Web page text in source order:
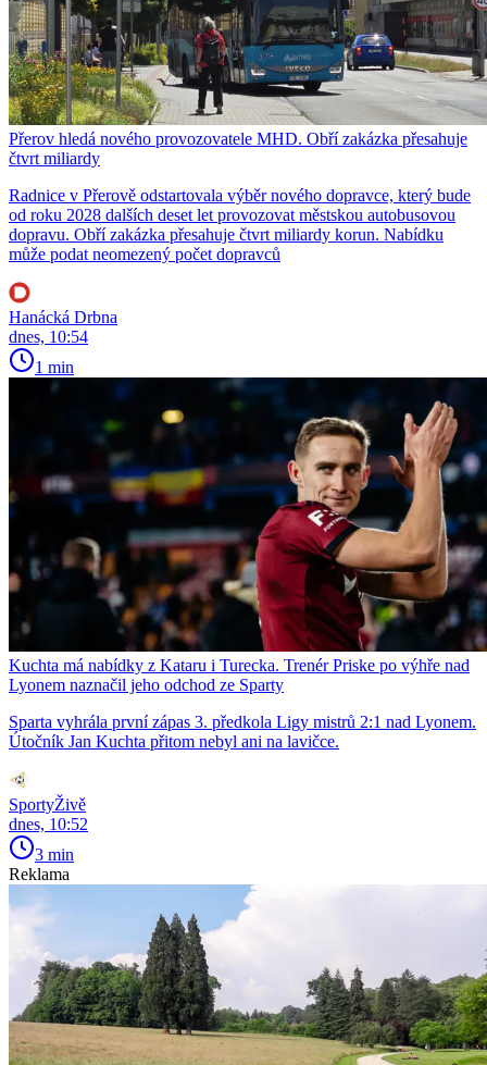
Přerov hledá nového provozovatele MHD. Obří zakázka přesahuje
čtvrt miliardy
Radnice v Přerově odstartovala výběr nového dopravce, který bude
od roku 2028 dalších deset let provozovat městskou autobusovou
dopravu. Obří zakázka přesahuje čtvrt miliardy korun. Nabídku
může podat neomezený počet dopravců
Hanácká Drbna
dnes, 10:54
1 min
Kuchta má nabídky z Kataru i Turecka. Trenér Priske po výhře nad
Lyonem naznačil jeho odchod ze Sparty
Sparta vyhrála první zápas 3. předkola Ligy mistrů 2:1 nad Lyonem.
Útočník Jan Kuchta přitom nebyl ani na lavičce.
SportyŽivě
dnes, 10:52
3 min
Reklama